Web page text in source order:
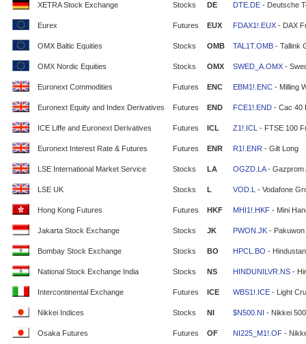
XETRA Stock Exchange Stocks DE DTE.DE - Deutsche
Eurex Futures EUX FDAX1!.EUX - DAX
OMX Baltic Equities Stocks OMB TAL1T.OMB - Tallink
OMX Nordic Equities Stocks OMX SWED_A.OMX -
Euronext Commodities Futures ENC EBM1!.ENC - Milling
Euronext Equity and Index Derivatives Futures END FCE1!.END - Cac 40
ICE Liffe and Euronext Derivatives Futures ICL Z1!.ICL - FTSE 100
Euronext Interest Rate & Futures Futures ENR R1!.ENR - Gilt Long
LSE International Market Service Stocks LA OGZD.LA- Gazprom
LSE UK Stocks L VOD.L - Vodafone
Hong Kong Futures Futures HKF MHI1!.HKF - Mini
Jakarta Stock Exchange Stocks JK PWON.JK -
Bombay Stock Exchange Stocks BO HPCL.BO -
National Stock Exchange India Stocks NS HINDUNILVR.NS -
Intercontinental Exchange Futures ICE WBS1!.ICE - Light
Nikkei Indices Stocks NI $N500.NI - Nikkei 500
Osaka Futures Futures OF NI225_M1!.OF -